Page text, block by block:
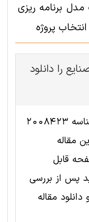
برنامه ریزی
پروژه
را دانلود
فایل انگلیسی این مقاله با شناسه 2008423
مقاله
قابل
پس از بررسی
مقاله